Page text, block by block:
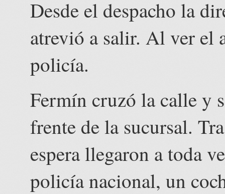
Desde el despacho la
atrevió a salir. Al ver el
policía.
Fermín cruzó la calle y
frente de la sucursal.
espera llegaron a toda
policía nacional, un